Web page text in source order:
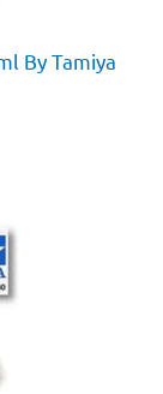
By Tamiya